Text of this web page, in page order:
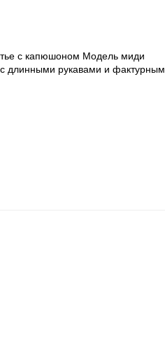
с капюшоном Модель миди
длинными рукавами и фактурным